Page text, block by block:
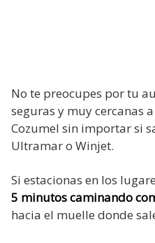
No te preocupes por tu
seguras y muy cercanas
Cozumel sin importar si
Ultramar o Winjet.
Si estacionas en los
5 minutos caminando
hacia el muelle donde